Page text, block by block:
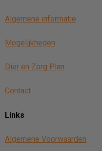
Algemene informatie
Mogelijkheden
Dier en Zorg Plan
Contact
Links
Algemene Voorwaarden